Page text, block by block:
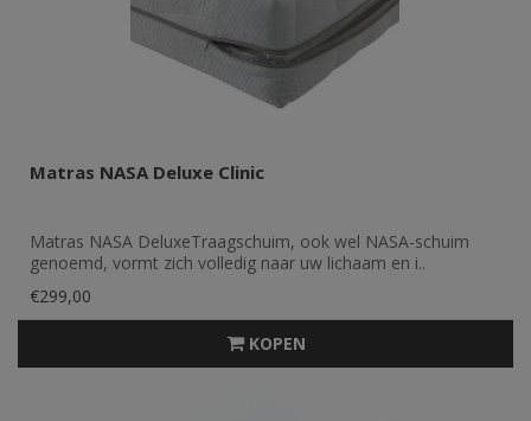
Matras NASA Deluxe Clinic
Matras NASA DeluxeTraagschuim, ook wel NASA-schuim
genoemd, vormt zich volledig naar uw lichaam en i..
€299,00
KOPEN